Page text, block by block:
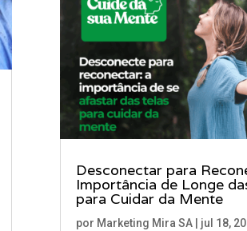
Desconectar para
Importância de Longe
para Cuidar da Mente
por Marketing Mira SA| jul 18,